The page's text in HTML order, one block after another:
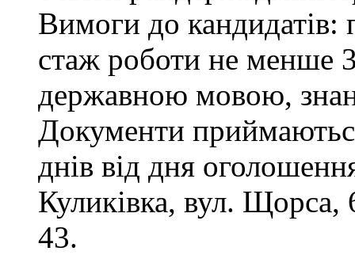
Вимоги до кандидатів:
стаж роботи не менше
державною мовою,
Документи
днів від дня
Куликівка, вул.
43.